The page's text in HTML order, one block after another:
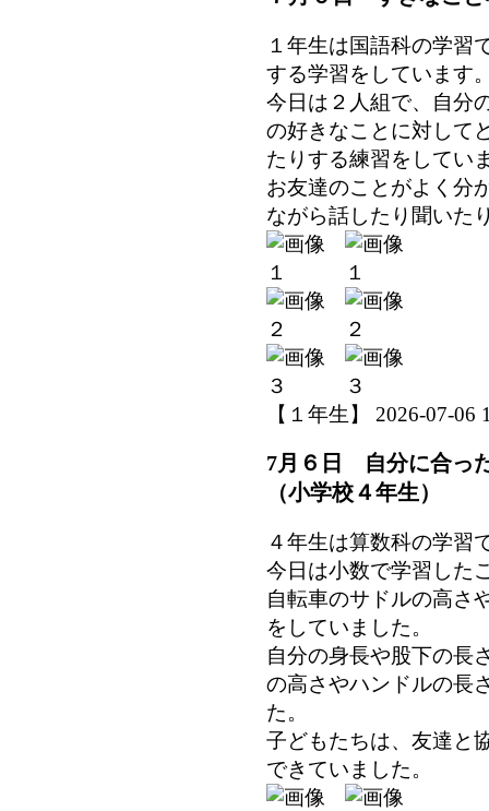
１年生は国語科の学習
する学習をしています
今日は２人組で、自分
の好きなことに対して
たりする練習をしてい
お友達のことがよく分
ながら話したり聞いた
【１年生】 2026-07-06
7月６日 自分に合っ
（小学校４年生）
４年生は算数科の学習
今日は小数で学習した
自転車のサドルの高さ
をしていました。
自分の身長や股下の長
の高さやハンドルの長
た。
子どもたちは、友達と
できていました。